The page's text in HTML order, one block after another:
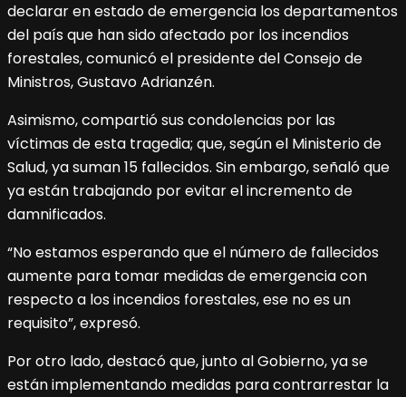
declarar en estado de emergencia los departamentos
del país que han sido afectado por los incendios
forestales, comunicó el presidente del Consejo de
Ministros, Gustavo Adrianzén.
Asimismo, compartió sus condolencias por las
víctimas de esta tragedia; que, según el Ministerio de
Salud, ya suman 15 fallecidos. Sin embargo, señaló que
ya están trabajando por evitar el incremento de
damnificados.
“No estamos esperando que el número de fallecidos
aumente para tomar medidas de emergencia con
respecto a los incendios forestales, ese no es un
requisito”, expresó.
Por otro lado, destacó que, junto al Gobierno, ya se
están implementando medidas para contrarrestar la